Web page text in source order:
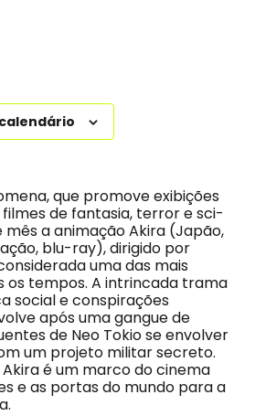
que promove exibições
filmes de fantasia, terror e sci-
a animação Akira (Japão,
blu-ray), dirigido por
uma das mais
os tempos. A intrincada trama
social e conspirações
após uma gangue de
de Neo Tokio se envolver
um projeto militar secreto.
é um marco do cinema
e as portas do mundo para a